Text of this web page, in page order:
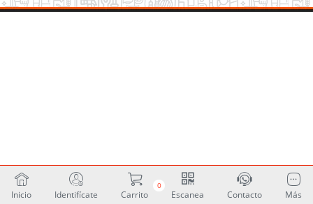
Inicio Identifícate
0
Carrito Escanea Contacto Más